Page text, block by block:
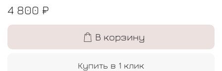
4 800 ₽
В корзину
Купить в 1 клик